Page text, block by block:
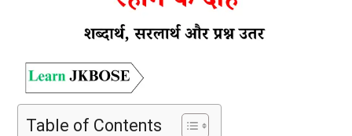
Table of Contents